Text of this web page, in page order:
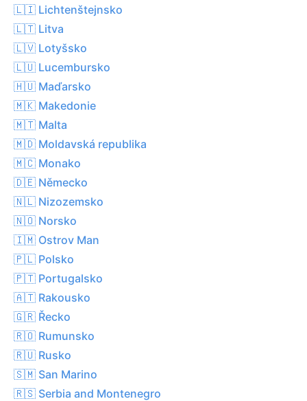
🇱🇮 Lichtenštejnsko
🇱🇹 Litva
🇱🇻 Lotyšsko
🇱🇺 Lucembursko
🇭🇺 Maďarsko
🇲🇰 Makedonie
🇲🇹 Malta
🇲🇩 Moldavská republika
🇲🇨 Monako
🇩🇪 Německo
🇳🇱 Nizozemsko
🇳🇴 Norsko
🇮🇲 Ostrov Man
🇵🇱 Polsko
🇵🇹 Portugalsko
🇦🇹 Rakousko
🇬🇷 Řecko
🇷🇴 Rumunsko
🇷🇺 Rusko
🇸🇲 San Marino
🇷🇸 Serbia and Montenegro